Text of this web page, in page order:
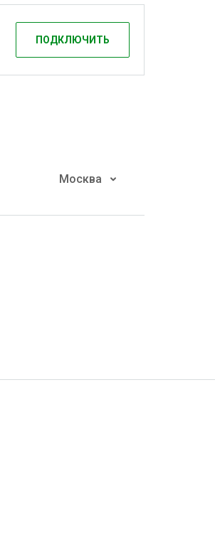
ПОДКЛЮЧИТЬ
Москва